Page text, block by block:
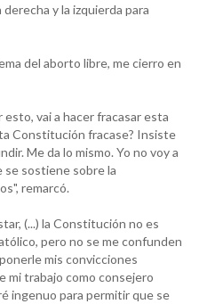
y la izquierda para
del aborto libre, me cierro en
vai a hacer fracasar esta
Constitución fracase? Insiste
Me da lo mismo. Yo no voy a
sostiene sobre la
remarcó.
(...) la Constitución no es
pero no se me confunden
mis convicciones
mi trabajo como consejero
ingenuo para permitir que se